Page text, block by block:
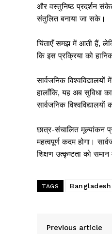
और वस्तुनिष्ठ प्रदर्शन
संतुलित बनाया जा सके।
चिंताएँ समझ में आती हैं,
कि इस प्रक्रिया को
सार्वजनिक
हालाँकि, यह अब सुविधा
सार्वजनिक
छात्र-संचालित मूल्यांकन
महत्वपूर्ण कदम होगा।
शिक्षण उत्कृष्टता को
TAGS Bangladesh
Previous article